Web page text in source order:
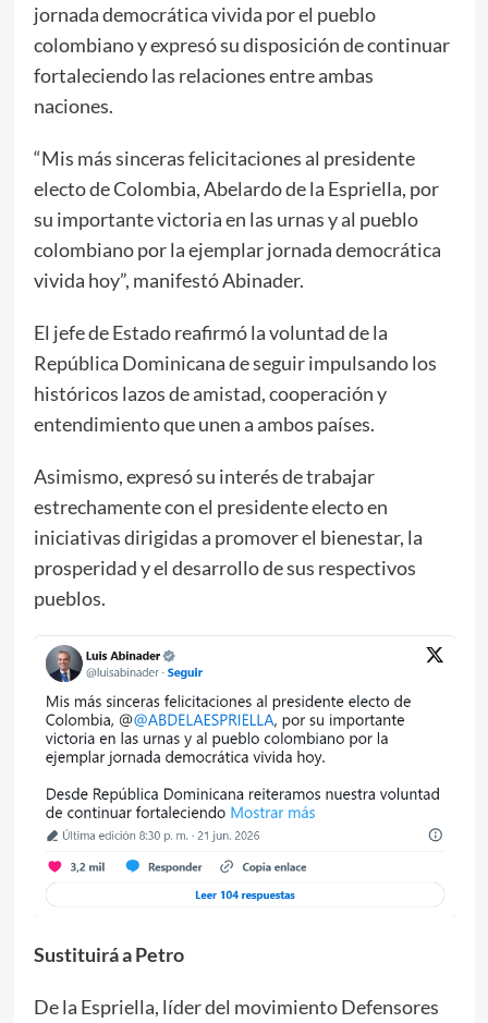
jornada democrática vivida por el pueblo
colombiano y expresó su disposición de continuar
fortaleciendo las relaciones entre ambas
naciones.
“Mis más sinceras felicitaciones al presidente
electo de Colombia, Abelardo de la Espriella, por
su importante victoria en las urnas y al pueblo
colombiano por la ejemplar jornada democrática
vivida hoy”, manifestó Abinader.
El jefe de Estado reafirmó la voluntad de la
República Dominicana de seguir impulsando los
históricos lazos de amistad, cooperación y
entendimiento que unen a ambos países.
Asimismo, expresó su interés de trabajar
estrechamente con el presidente electo en
iniciativas dirigidas a promover el bienestar, la
prosperidad y el desarrollo de sus respectivos
pueblos.
Sustituirá a Petro
De la Espriella, líder del movimiento Defensores